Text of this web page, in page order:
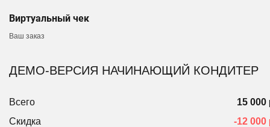
Виртуальный чек
Ваш заказ
ДЕМО-ВЕРСИЯ НАЧИНАЮЩИЙ КОНДИТЕР
Всего
15 000
Скидка
-12 000